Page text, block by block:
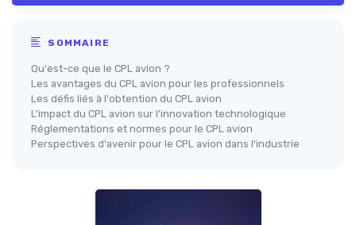
SOMMAIRE
Qu'est-ce que le CPL avion ?
Les avantages du CPL avion pour les professionnels
Les défis liés à l'obtention du CPL avion
L'impact du CPL avion sur l'innovation technologique
Réglementations et normes pour le CPL avion
Perspectives d'avenir pour le CPL avion dans l'industrie